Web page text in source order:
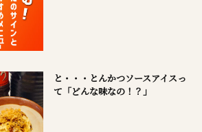
と・・・とんかつソースアイスっ
て「どんな味なの！？」